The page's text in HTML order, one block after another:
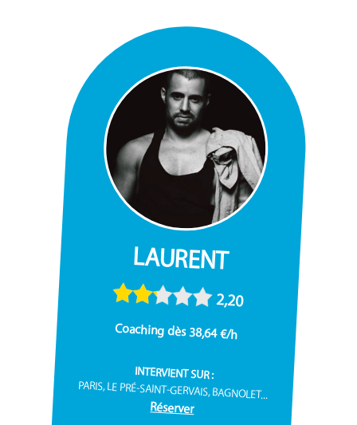
LAURENT
2,20
Coaching dès 38,64 €/h
INTERVIENT SUR :
PARIS, LE PRÉ-SAINT-GERVAIS, BAGNOLET...
Réserver